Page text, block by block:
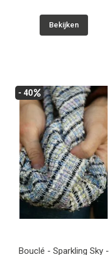
Bekijken
- 40
Bouclé - Sparkling Sky -